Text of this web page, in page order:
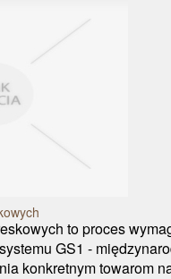
to proces
GS1 -
konkretnym towarom